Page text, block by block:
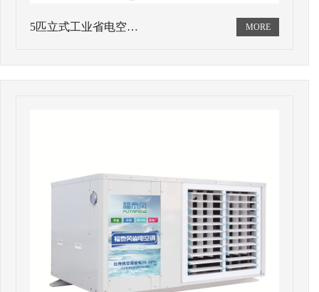
5匹立式工业省电空…